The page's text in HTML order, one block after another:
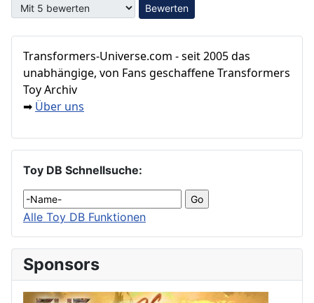
Bitte bewerten
Transformers‑Universe.com - seit 2005 das
unabhängige, von Fans geschaffene Transformers
Toy Archiv
➡ Über uns
Toy DB Schnellsuche:
Alle Toy DB Funktionen
Sponsors